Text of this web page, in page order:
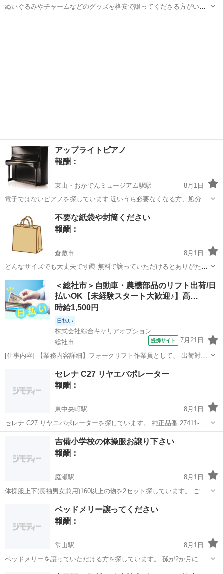
ぬいぐるみやチャームなどのグッズを格安で譲ってくださる方がいま
アップライトピアノ
報酬：
東山・おかでんミュージアム駅駅
8月1日
電子ではないピアノを探しています 近いうち必要なくなる方、処分に
困っている方いませんか？ 調律を数年以内にしているもの希望です。
岡山市内、土日に軽トラで伺います。 宜しくお願い致します。
岡山市 東山・おかでんミュージアム駅駅
買いたい/ください アップライトピアノ
不要な紙袋や封筒ください
報酬：
倉敷市
8月1日
どんなサイズでも大丈夫です🙆 無料で譲っていただけるとありがたい
です🙇‍♂️
岡山 倉敷市 買いたい/ください
＜総社市＞自動車・農機部品のリフト出荷/日
払いOK【未経験スタート大歓迎♪】高…
時給1,500円
日払い
株式会社綜合キャリアオプション
総社市
提携サイト 7月21日
[仕事内容] 【業務内容詳細】フォークリフト作業員として、 出荷対応
に関わる業務とそれに付随する作業 【取扱製品情報】自動車部品・農
たのお仕事探しをしっか...
工場
セレナ C27 リヤエバポレーター
報酬：
東中央町駅
8月1日
セレナ C27 リヤエバポレーターを探しています。 純正品番:27411-
1VA0A 純正新品、社外品新品、リビルド品どれでも大丈夫です。 譲っ
てくれる方おられましたら金額を添えて教えてください。 何卒よろし
くお願いします。
東中央町駅 買いたい/ください
吉備小学校の体操服お譲り下さい
報酬：
庭瀬駅
8月1日
体操服上下(長袖男女兼用)160以上の物を2セット探しています。 ご卒
業された方やサイズアウトされたものがあれば譲って下さい。 よろし
くお願いします。
庭瀬駅 買いたい/ください
ベッドメリー譲ってください
報酬：
常山駅
8月1日
ベッドメリーを譲っていただける方を探しています。 孫が2か月にな
り、ぜひ使わせていただきたいと思っています。 多少の使用感は気に
常山駅 買いたい/ください